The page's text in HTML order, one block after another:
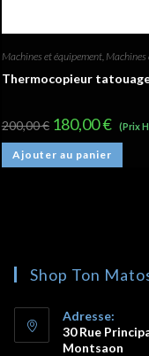
Machines et équipement, Machines
Thermocopieur
200,00€ 180,00€ (Prix
Ajouter au panier
Shop Ton
Adresse:
30 Rue
Montsaon